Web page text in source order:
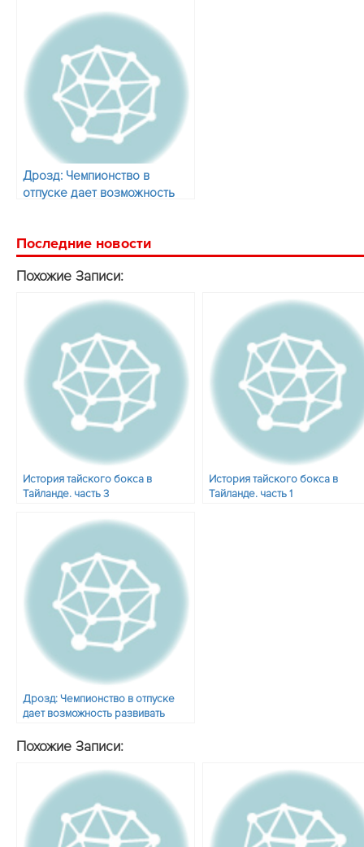
Дрозд: Чемпионство в
отпуске дает возможность
Последние новости
Похожие Записи:
История тайского бокса в
Тайланде. часть 3
История тайского бокса в
Тайланде. часть 1
Дрозд: Чемпионство в отпуске
дает возможность развивать
Похожие Записи: